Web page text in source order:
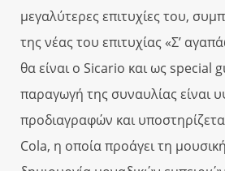
μεγαλύτερες επιτυχίες του,
της νέας του επιτυχίας «Σ’
θα είναι ο Sicario και ως special
παραγωγή της συναυλίας είναι
προδιαγραφών και
Cola, η οποία προάγει τη